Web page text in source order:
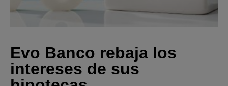
Evo Banco rebaja los
intereses de sus